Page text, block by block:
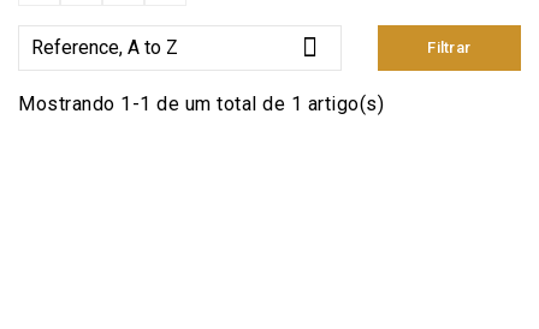
Reference, A to Z  Filtrar
Mostrando 1-1 de um total de 1 artigo(s)